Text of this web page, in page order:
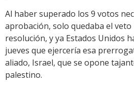
Al haber superado los 9 votos
aprobación, solo quedaba el
resolución, y ya Estados Unidos
jueves que ejercería esa
aliado, Israel, que se opone
palestino.